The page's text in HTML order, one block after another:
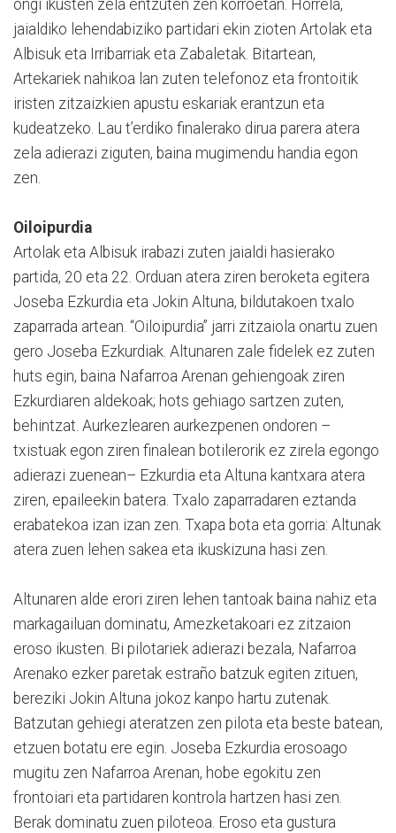
ongi ikusten zela entzuten zen korroetan. Horrela,
jaialdiko lehendabiziko partidari ekin zioten Artolak eta
Albisuk eta Irribarriak eta Zabaletak. Bitartean,
Artekariek nahikoa lan zuten telefonoz eta frontoitik
iristen zitzaizkien apustu eskariak erantzun eta
kudeatzeko. Lau t’erdiko finalerako dirua parera atera
zela adierazi ziguten, baina mugimendu handia egon
zen.
Oiloipurdia
Artolak eta Albisuk irabazi zuten jaialdi hasierako
partida, 20 eta 22. Orduan atera ziren beroketa egitera
Joseba Ezkurdia eta Jokin Altuna, bildutakoen txalo
zaparrada artean. “Oiloipurdia” jarri zitzaiola onartu zuen
gero Joseba Ezkurdiak. Altunaren zale fidelek ez zuten
huts egin, baina Nafarroa Arenan gehiengoak ziren
Ezkurdiaren aldekoak; hots gehiago sartzen zuten,
behintzat. Aurkezlearen aurkezpenen ondoren –
txistuak egon ziren finalean botilerorik ez zirela egongo
adierazi zuenean– Ezkurdia eta Altuna kantxara atera
ziren, epaileekin batera. Txalo zaparradaren eztanda
erabatekoa izan izan zen. Txapa bota eta gorria: Altunak
atera zuen lehen sakea eta ikuskizuna hasi zen.
Altunaren alde erori ziren lehen tantoak baina nahiz eta
markagailuan dominatu, Amezketakoari ez zitzaion
eroso ikusten. Bi pilotariek adierazi bezala, Nafarroa
Arenako ezker paretak estraño batzuk egiten zituen,
bereziki Jokin Altuna jokoz kanpo hartu zutenak.
Batzutan gehiegi ateratzen zen pilota eta beste batean,
etzuen botatu ere egin. Joseba Ezkurdia erosoago
mugitu zen Nafarroa Arenan, hobe egokitu zen
frontoiari eta partidaren kontrola hartzen hasi zen.
Berak dominatu zuen piloteoa. Eroso eta gustura